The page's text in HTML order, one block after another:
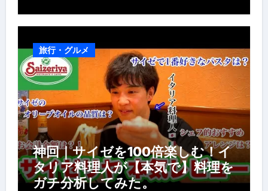
風景】
旅行・グルメ
神回｜サイゼを100倍楽しむ！イ
タリア料理人が【本気で】料理を
ガチ分析してみた。